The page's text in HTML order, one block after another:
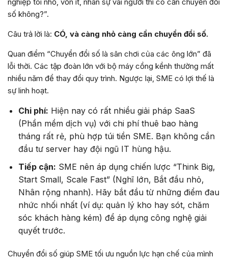
nghiệp tôi nhỏ, vốn ít, nhân sự vài người thì có cần chuyển đổi
số không?”.
Câu trả lời là: CÓ, và càng nhỏ càng cần chuyển đổi số.
Quan điểm “Chuyển đổi số là sân chơi của các ông lớn” đã
lỗi thời. Các tập đoàn lớn với bộ máy cồng kềnh thường mất
nhiều năm để thay đổi quy trình. Ngược lại, SME có lợi thế là
sự linh hoạt.
Chi phí: Hiện nay có rất nhiều giải pháp SaaS
(Phần mềm dịch vụ) với chi phí thuê bao hàng
tháng rất rẻ, phù hợp túi tiền SME. Bạn không cần
đầu tư server hay đội ngũ IT hùng hậu.
Tiếp cận: SME nên áp dụng chiến lược “Think Big,
Start Small, Scale Fast” (Nghĩ lớn, Bắt đầu nhỏ,
Nhân rộng nhanh). Hãy bắt đầu từ những điểm đau
nhức nhối nhất (ví dụ: quản lý kho hay sót, chăm
sóc khách hàng kém) để áp dụng công nghệ giải
quyết trước.
Chuyển đổi số giúp SME tối ưu nguồn lực hạn chế của mình